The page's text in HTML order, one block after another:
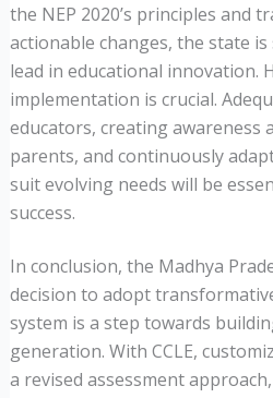
the NEP 2020’s principles and
actionable changes, the state
lead in educational innovation.
implementation is crucial.
educators, creating awareness
parents, and continuously
suit evolving needs will be
success.
In conclusion, the Madhya
decision to adopt
system is a step towards
generation. With CCLE,
a revised assessment